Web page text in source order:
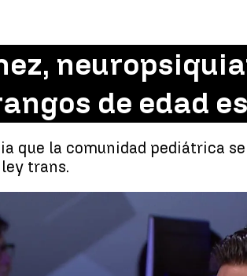
de edad
que la comunidad pediátrica
trans.
Carlos Sánchez, neuropsiquiatra,